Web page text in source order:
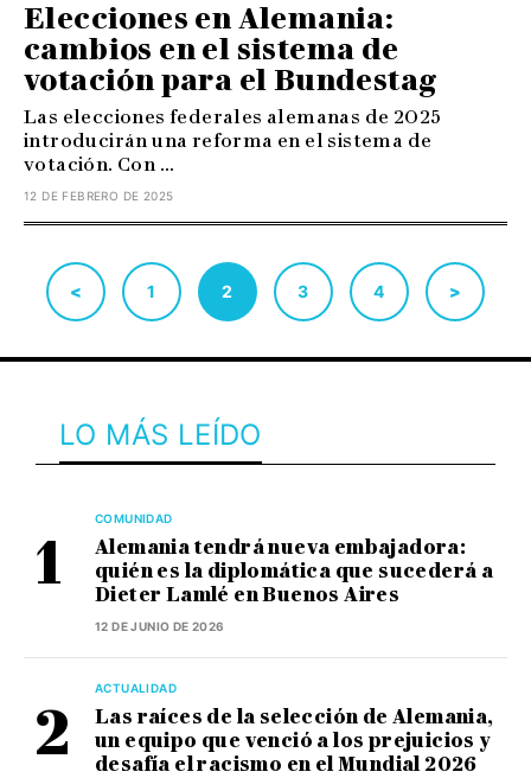
Elecciones en Alemania:
cambios en el sistema de
votación para el Bundestag
Las elecciones federales alemanas de 2025
introducirán una reforma en el sistema de
votación. Con ...
12 DE FEBRERO DE 2025
< 1 2 3 4 >
LO MÁS LEÍDO
COMUNIDAD
Alemania tendrá nueva embajadora:
quién es la diplomática que sucederá a
Dieter Lamlé en Buenos Aires
12 DE JUNIO DE 2026
ACTUALIDAD
Las raíces de la selección de Alemania,
un equipo que venció a los prejuicios y
desafía el racismo en el Mundial 2026